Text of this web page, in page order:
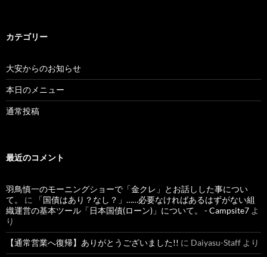
カテゴリー
大安からのお知らせ
本日のメニュー
通常投稿
最近のコメント
羽鳥慎一のモーニングショーで「金クレ」とお話しした事につい
て。
に
「国債はあり？なし？」……必要なければあるはずがない組
織運営の基本ツール「日本国債(ローン)」について。 - Campsite7 よ
り
【通常営業へ復帰】ありがとうございました!! に Daiyasu-Staff より